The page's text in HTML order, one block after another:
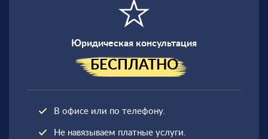
Юридическая консультация
БЕСПЛАТНО
В офисе или по телефону.
Не навязываем платные услуги.